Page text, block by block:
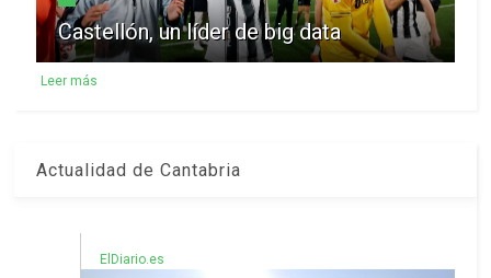
Castellón, un líder de big data
Leer más
Actualidad de Cantabria
ElDiario.es